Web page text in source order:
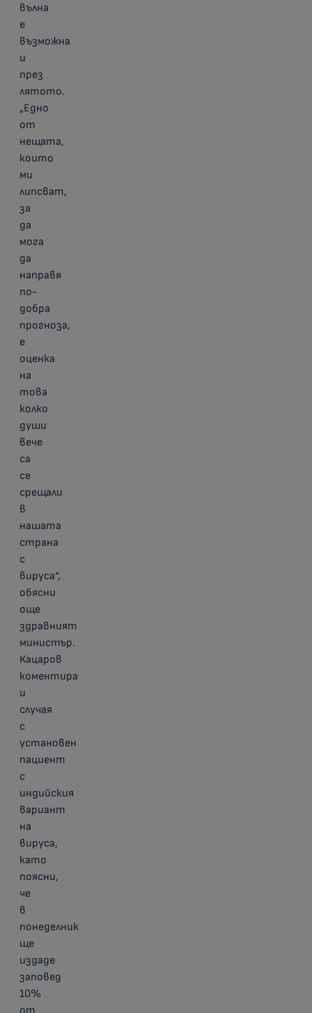
вълна
е
възможна
и
през
лятото.
„Едно
от
нещата,
които
ми
липсват,
за
да
мога
да
направя
по-
добра
прогноза,
е
оценка
на
това
колко
души
вече
са
се
срещали
в
нашата
страна
с
вируса“,
обясни
още
здравният
министър.
Кацаров
коментира
и
случая
с
установен
пациент
с
индийския
вариант
на
вируса,
като
поясни,
че
в
понеделник
ще
издаде
заповед
10%